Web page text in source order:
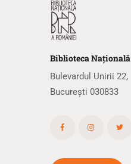
BibliotecaNațională
Bulevardul Unirii 22,
București 030833